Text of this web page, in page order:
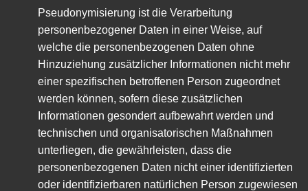
Pseudonymisierung ist die Verarbeitung
personenbezogener Daten in einer Weise, auf
welche die personenbezogenen Daten ohne
Hinzuziehung zusätzlicher Informationen nicht mehr
einer spezifischen betroffenen Person zugeordnet
werden können, sofern diese zusätzlichen
Informationen gesondert aufbewahrt werden und
technischen und organisatorischen Maßnahmen
unterliegen, die gewährleisten, dass die
personenbezogenen Daten nicht einer identifizierten
oder identifizierbaren natürlichen Person zugewiesen